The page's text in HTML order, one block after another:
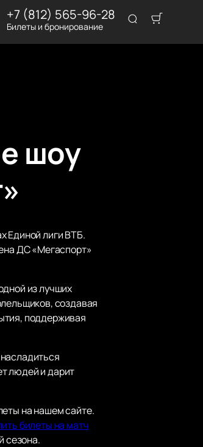
+7 (812) 565-96-28
Билеты и бронирование
шоу
Единой лиги ВТБ.
ДС «Мегаспорт»
из лучших
создавая
поддерживая
людей и дарит
на нашем сайте.
билеты на матч
сезона.